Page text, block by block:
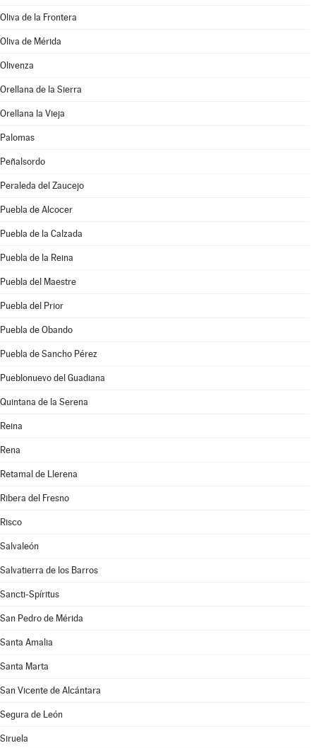
Oliva de la Frontera
Oliva de Mérida
Olivenza
Orellana de la Sierra
Orellana la Vieja
Palomas
Peñalsordo
Peraleda del Zaucejo
Puebla de Alcocer
Puebla de la Calzada
Puebla de la Reina
Puebla del Maestre
Puebla del Prior
Puebla de Obando
Puebla de Sancho Pérez
Pueblonuevo del Guadiana
Quintana de la Serena
Reina
Rena
Retamal de Llerena
Ribera del Fresno
Risco
Salvaleón
Salvatierra de los Barros
Sancti-Spíritus
San Pedro de Mérida
Santa Amalia
Santa Marta
San Vicente de Alcántara
Segura de León
Siruela